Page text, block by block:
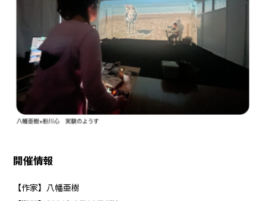
開催情報
【作家】八幡亜樹